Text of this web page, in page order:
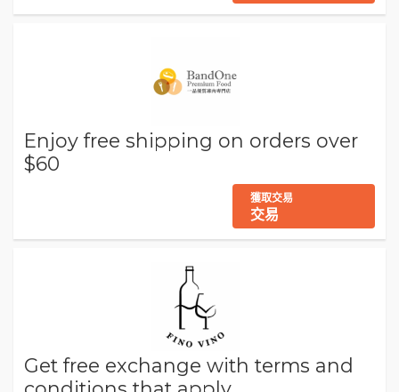
Enjoy free shipping on orders over
$60
獲取交易
交易
Get free exchange with terms and